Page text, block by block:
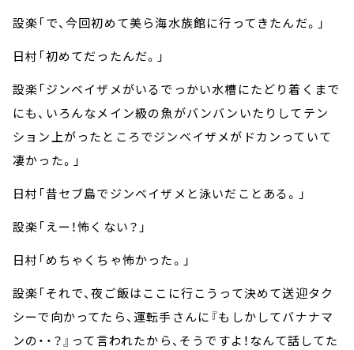
設楽「で、今回初めて美ら海水族館に行ってきたんだ。」
日村「初めてだったんだ。」
設楽「ジンベイザメがいるでっかい水槽にたどり着くまで
にも、いろんなメイン級の魚がバンバンいたりしてテン
ション上がったところでジンベイザメがドカンっていて
凄かった。」
日村「昔セブ島でジンベイザメと泳いだことある。」
設楽「えー！怖くない？」
日村「めちゃくちゃ怖かった。」
設楽「それで、夜ご飯はここに行こうって決めて送迎タク
シーで向かってたら、運転手さんに『もしかしてバナナマ
ンの・・？』って言われたから、そうですよ！なんて話してた